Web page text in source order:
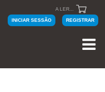
A LER...
INICIAR SESSÃO REGISTRAR